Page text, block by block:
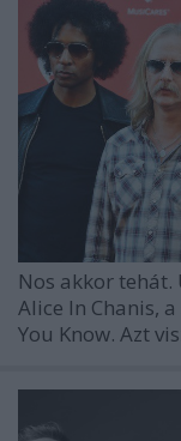
Nos akkor
Alice In Chanis,
You Know. Azt